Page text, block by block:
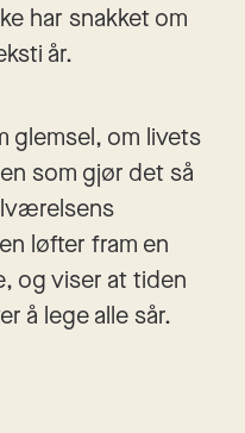
har snakket om
år.
glemsel, om livets
som gjør det så
løfter fram en
og viser at tiden
å lege alle sår.